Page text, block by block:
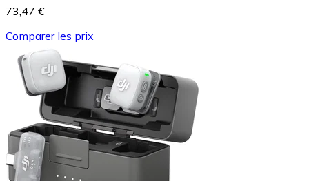
73,47 €
Comparer les prix